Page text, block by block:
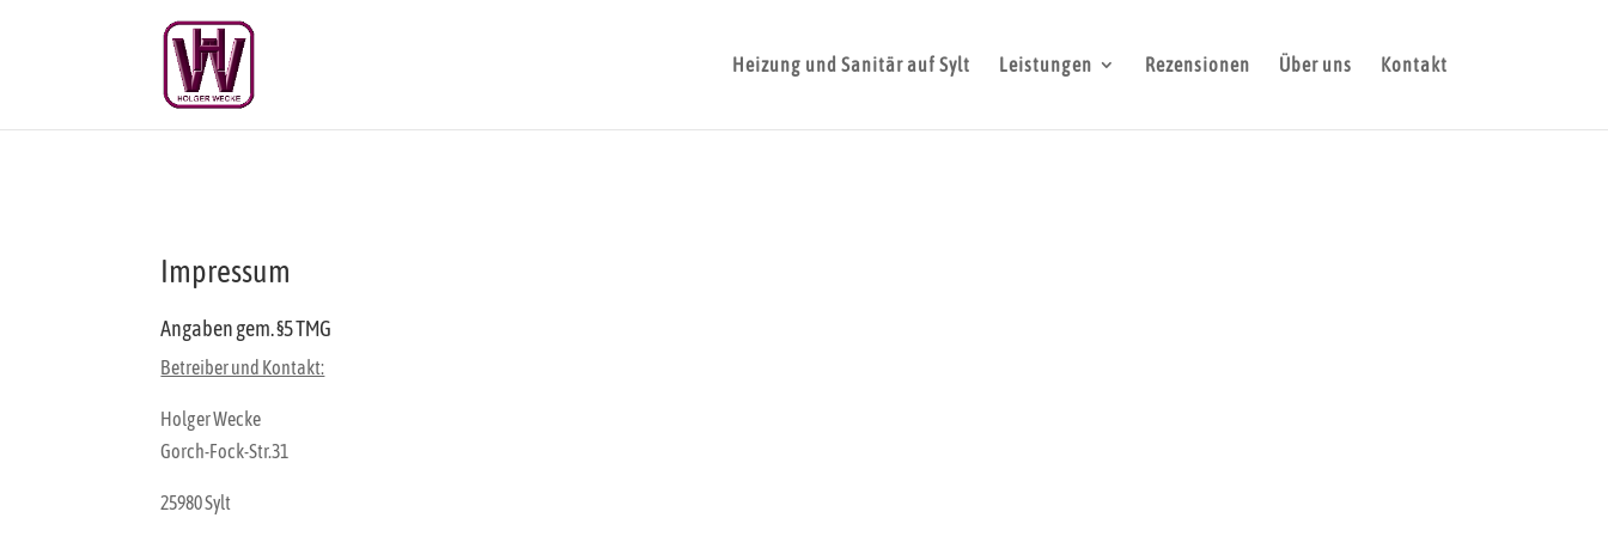
Heizung und Sanitär auf Sylt Leistungen Rezensionen Über uns Kontakt
Impressum
Angaben gem. §5 TMG
Betreiber und Kontakt:
Holger Wecke
Gorch-Fock-Str.31
25980 Sylt